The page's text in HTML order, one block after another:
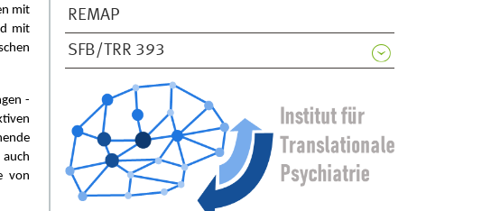
REMAP
SFB/TRR 393
mit
mit
-
von